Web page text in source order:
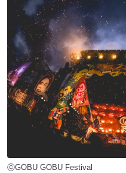
ⓒGOBU GOBU Festival